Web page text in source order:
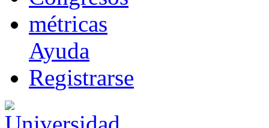
métricas
Ayuda
Registrarse